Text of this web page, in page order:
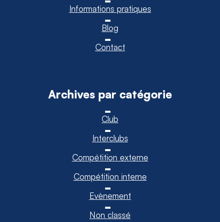
Informations pratiques
Blog
Contact
Archives par catégorie
Club
Interclubs
Compétition externe
Compétition interne
Evènement
Non classé